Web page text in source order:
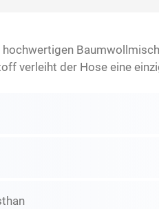
verleiht der Hose eine